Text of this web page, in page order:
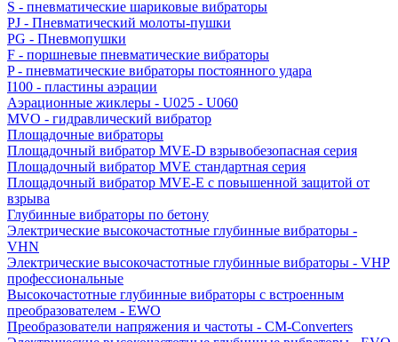
S - пневматические шариковые вибраторы
PJ - Пневматический молоты-пушки
PG - Пневмопушки
F - поршневые пневматические вибраторы
P - пневматические вибраторы постоянного удара
I100 - пластины аэрации
Аэрационные жиклеры - U025 - U060
MVO - гидравлический вибратор
Площадочные вибраторы
Площадочный вибратор MVE-D взрывобезопасная серия
Площадочный вибратор MVE стандартная серия
Площадочный вибратор MVE-E с повышенной защитой от
взрыва
Глубинные вибраторы по бетону
Электрические высокочастотные глубинные вибраторы -
VHN
Электрические высокочастотные глубинные вибраторы - VHP
профессиональные
Высокочастотные глубинные вибраторы с встроенным
преобразователем - EWO
Преобразователи напряжения и частоты - CM-Converters